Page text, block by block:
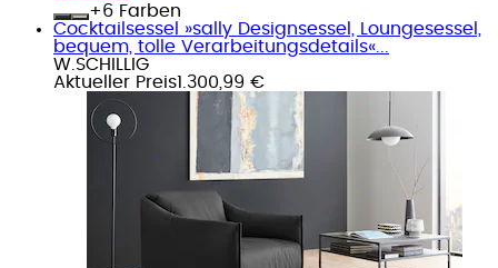
+
Farben
Cocktailsessel »sally Designsessel, Loungesessel,
bequem, tolle Verarbeitungsdetails«...
W.SCHILLIG
Aktueller Preis1.300,99 €